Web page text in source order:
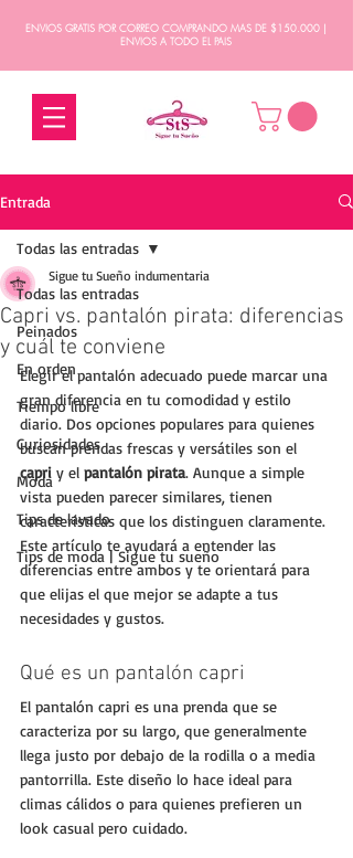
ENVIOS GRATIS POR CORREO COMPRANDO MAS DE $150.000 |
ENVIOS A TODO EL PAIS
Entrada
Todas las entradas
Peinados
En orden
Tiempo libre
Curiosidades
Moda
Tips de lavado
Tips de moda | Sigue tu sueño
Todas las entradas
Capri vs. pantalón pirata: diferencias
y cuál te conviene
Sigue tu Sueño indumentaria
Elegir el pantalón adecuado puede marcar una
gran diferencia en tu comodidad y estilo
diario. Dos opciones populares para quienes
buscan prendas frescas y versátiles son el
capri y el pantalón pirata. Aunque a simple
vista pueden parecer similares, tienen
características que los distinguen claramente.
Este artículo te ayudará a entender las
diferencias entre ambos y te orientará para
que elijas el que mejor se adapte a tus
necesidades y gustos.
Qué es un pantalón capri
El pantalón capri es una prenda que se
caracteriza por su largo, que generalmente
llega justo por debajo de la rodilla o a media
pantorrilla. Este diseño lo hace ideal para
climas cálidos o para quienes prefieren un
look casual pero cuidado.